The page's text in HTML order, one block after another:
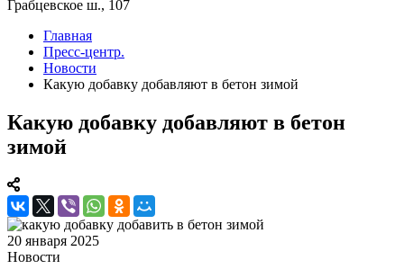
Грабцевское ш., 107
Главная
Пресс-центр.
Новости
Какую добавку добавляют в бетон зимой
Какую добавку добавляют в бетон
зимой
20 января 2025
Новости